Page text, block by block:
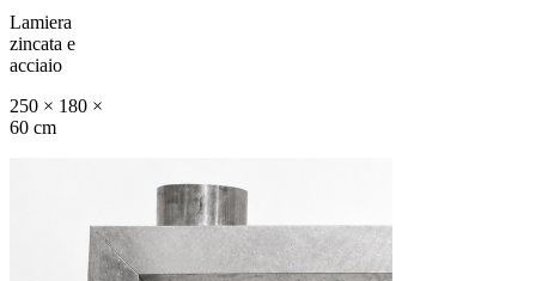
Lamiera
zincata e
acciaio
250 × 180 ×
60 cm